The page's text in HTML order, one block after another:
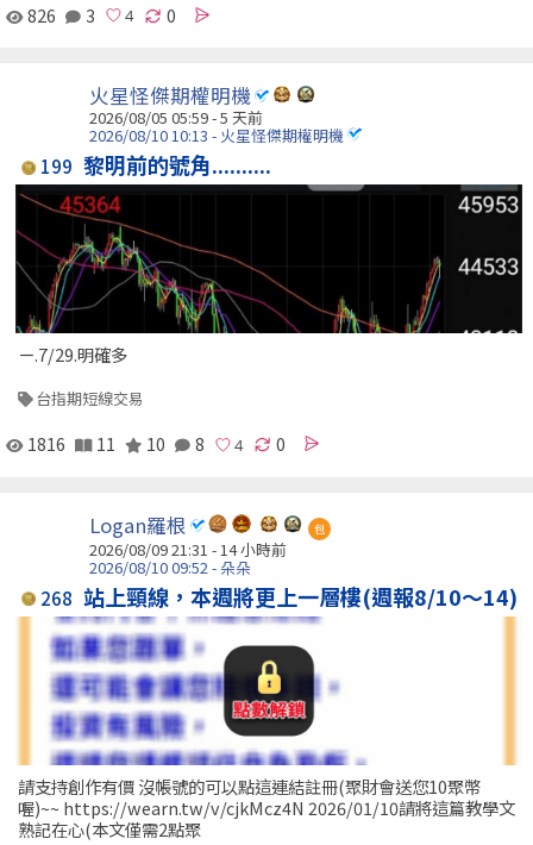
826 3 0
火星怪傑期權明機
2026/08/05 05:59 - 5 天前
2026/08/10 10:13 - 火星怪傑期權明機
199 黎明前的號角..........
ㄧ.7/29.明確多
台指期短線交易
1816 11 10 8 0
Logan羅根 包
2026/08/09 21:31 -14 小時前
2026/08/10 09:52 - 朵朵
268 站上頸線，本週將更上一層樓(週報8/10～14)
請支持創作有價 沒帳號的可以點這連結註冊(聚財會送您10聚幣
喔)~~ https://wearn.tw/v/cjkMcz4N 2026/01/10請將這篇教學文
熟記在心(本文僅需2點聚